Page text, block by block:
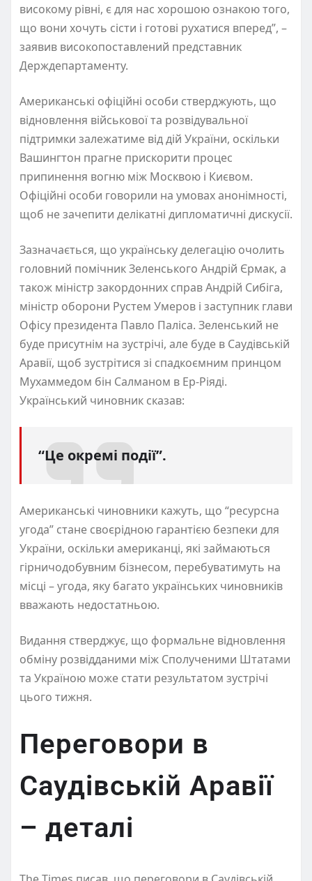
високому рівні, є для нас хорошою ознакою того,
що вони хочуть сісти і готові рухатися вперед”, –
заявив високопоставлений представник
Держдепартаменту.
Американські офіційні особи стверджують, що
відновлення військової та розвідувальної
підтримки залежатиме від дій України, оскільки
Вашингтон прагне прискорити процес
припинення вогню між Москвою і Києвом.
Офіційні особи говорили на умовах анонімності,
щоб не зачепити делікатні дипломатичні дискусії.
Зазначається, що українську делегацію очолить
головний помічник Зеленського Андрій Єрмак, а
також міністр закордонних справ Андрій Сибіга,
міністр оборони Рустем Умеров і заступник глави
Офісу президента Павло Паліса. Зеленський не
буде присутнім на зустрічі, але буде в Саудівській
Аравії, щоб зустрітися зі спадкоємним принцом
Мухаммедом бін Салманом в Ер-Ріяді.
Український чиновник сказав:
“Це окремі події”.
Американські чиновники кажуть, що “ресурсна
угода” стане своєрідною гарантією безпеки для
України, оскільки американці, які займаються
гірничодобувним бізнесом, перебуватимуть на
місці – угода, яку багато українських чиновників
вважають недостатньою.
Видання стверджує, що формальне відновлення
обміну розвідданими між Сполученими Штатами
та Україною може стати результатом зустрічі
цього тижня.
Переговори в
Саудівській Аравії
– деталі